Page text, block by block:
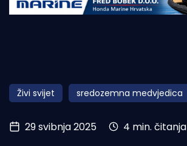
Obala
Otoci
Turizam i nautika
Živi svijet sredozemna medvjedica
29 svibnja 2025 4 min. čitanja